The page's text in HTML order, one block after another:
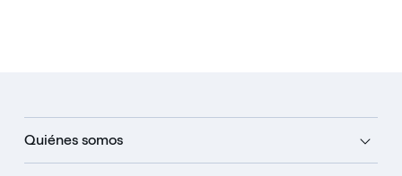
Quiénes somos